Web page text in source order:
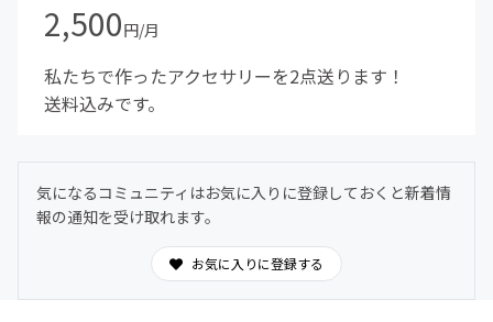
2,500円/月
私たちで作ったアクセサリーを2点送ります！
送料込みです。
気になるコミュニティはお気に入りに登録しておくと新着情
報の通知を受け取れます。
お気に入りに登録する